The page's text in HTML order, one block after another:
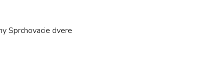
Sprchovacie dvere